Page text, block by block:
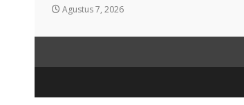
Agustus 7, 2026